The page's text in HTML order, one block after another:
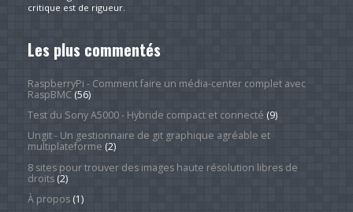
critique est de rigueur.
Les plus commentés
RaspberryPi - Comment faire un média-center complet avec
RaspBMC(56)
Test du Sony A5000 - Hybride compact et connecté (9)
Ungit - Un gestionnaire de git graphique agréable et
multiplateforme (2)
8 sites pour trouver des images haute résolution libres de
droits(2)
À propos(1)